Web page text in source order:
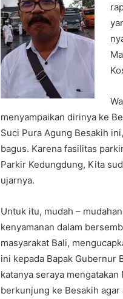
menyampaikan dirinya ke
Suci Pura Agung Besakih
bagus. Karena fasilitas
Parkir Kedungdung, Kita
ujarnya.
Untuk itu, mudah –
kenyamanan dalam
masyarakat Bali,
ini kepada Bapak Gubernur
katanya seraya
berkunjung ke Besakih